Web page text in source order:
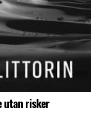
utan risker